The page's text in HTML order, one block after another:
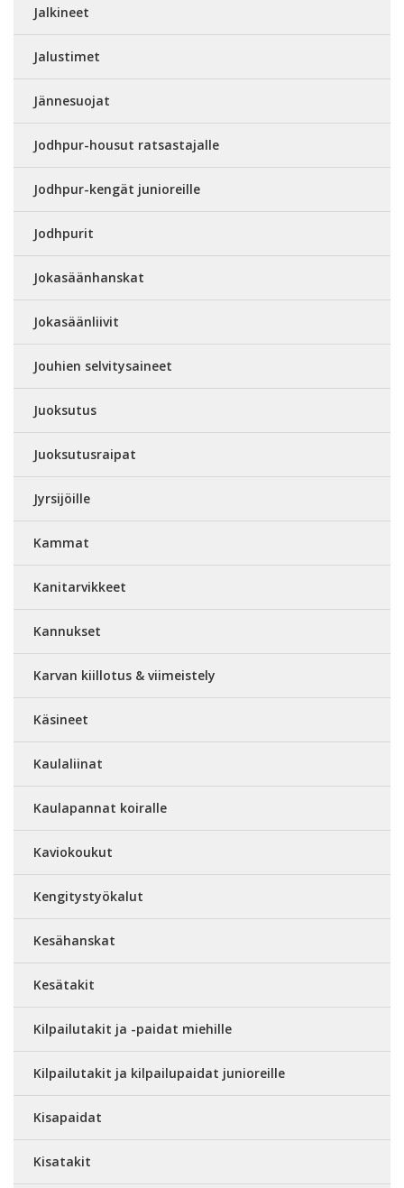
Jalkineet
Jalustimet
Jännesuojat
Jodhpur-housut ratsastajalle
Jodhpur-kengät junioreille
Jodhpurit
Jokasäänhanskat
Jokasäänliivit
Jouhien selvitysaineet
Juoksutus
Juoksutusraipat
Jyrsijöille
Kammat
Kanitarvikkeet
Kannukset
Karvan kiillotus & viimeistely
Käsineet
Kaulaliinat
Kaulapannat koiralle
Kaviokoukut
Kengitystyökalut
Kesähanskat
Kesätakit
Kilpailutakit ja -paidat miehille
Kilpailutakit ja kilpailupaidat junioreille
Kisapaidat
Kisatakit